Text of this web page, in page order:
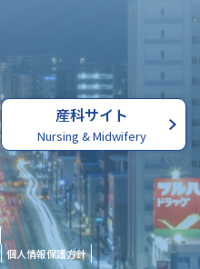
産科サイト
Nursing & Midwifery
個人情報保護方針